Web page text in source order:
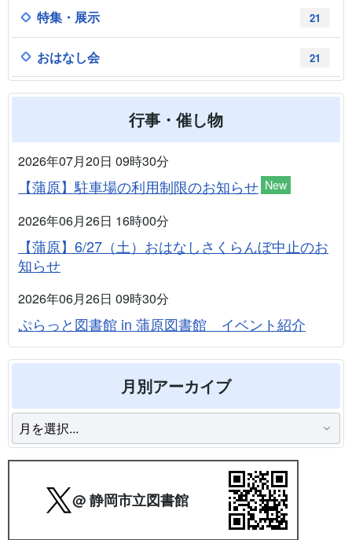
21
特集・展示
21
おはなし会
行事・催し物
2026年07月20日 09時30分
【蒲原】駐車場の利用制限のお知らせ New
2026年06月26日 16時00分
【蒲原】6/27（土）おはなしさくらんぼ中止のお
知らせ
2026年06月26日 09時30分
ぷらっと図書館 in 蒲原図書館 イベント紹介
月別アーカイブ
@ 静岡市立図書館